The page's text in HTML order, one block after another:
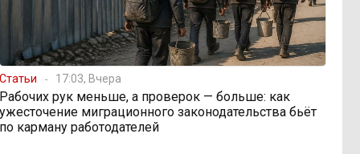
Статьи 17:03, Вчера
Рабочих рук меньше, а проверок — больше: как
ужесточение миграционного законодательства бьёт
по карману работодателей